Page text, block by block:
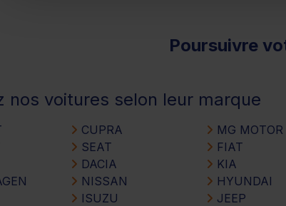
Poursuivre
nos voitures selon leur marque
CUPRA
SEAT
DACIA
NISSAN
ISUZU
MG MOTOR
FIAT
KIA
HYUNDAI
JEEP